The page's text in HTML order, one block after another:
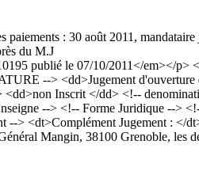
paiements : 30 août 2011,
du M.J
publié le 07/10/2011</em></
--> <dd>Jugement
<dd>non Inscrit </dd> <!--
--> <!-- Forme Juridique -->
<dt>Complément Jugement : </
Mangin, 38100 Grenoble, les